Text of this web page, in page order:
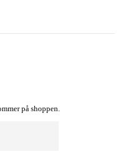
på shoppen.